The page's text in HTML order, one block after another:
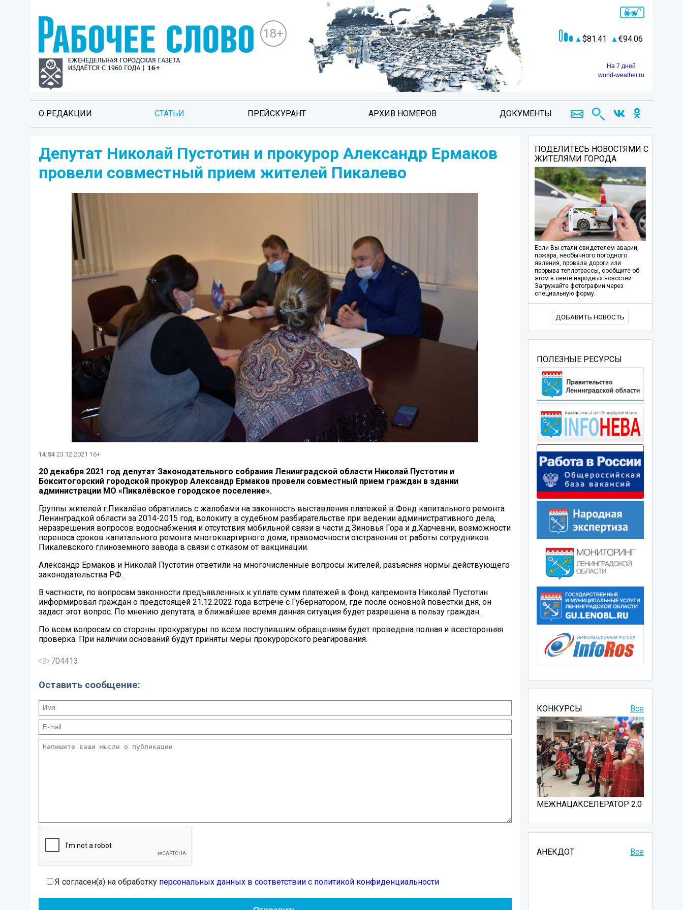
18+ 81.41 94.06
На 7 дней
world-weather.ru
О РЕДАКЦИИ СТАТЬИ ПРЕЙСКУРАНТ АРХИВ НОМЕРОВ ДОКУМЕНТЫ
Депутат Николай Пустотин и прокурор Александр Ермаков
провели совместный прием жителей Пикалево
14:54 23.12.2021 16+
20 декабря 2021 год депутат Законодательного собрания Ленинградской области Николай Пустотин и
Бокситогорский городской прокурор Александр Ермаков провели совместный прием граждан в здании
администрации МО «Пикалёвское городское поселение».
Группы жителей г.Пикалёво обратились с жалобами на законность выставления платежей в Фонд капитального ремонта
Ленинградкой области за 2014-2015 год, волокиту в судебном разбирательстве при ведении административного дела,
неразрешения вопросов водоснабжения и отсутствия мобильной связи в части д.Зиновья Гора и д.Харчевни, возможности
переноса сроков капитального ремонта многоквартирного дома, правомочности отстранения от работы сотрудников
Пикалевского глиноземного завода в связи с отказом от вакцинации.
Александр Ермаков и Николай Пустотин ответили на многочисленные вопросы жителей, разъясняя нормы действующего
законодательства РФ.
В частности, по вопросам законности предъявленных к уплате сумм платежей в Фонд капремонта Николай Пустотин
информировал граждан о предстоящей 21.12.2022 года встрече с Губернатором, где после основной повестки дня, он
задаст этот вопрос. По мнению депутата, в ближайшее время данная ситуация будет разрешена в пользу граждан.
По всем вопросам со стороны прокуратуры по всем поступившим обращениям будет проведена полная и всесторонняя
проверка. При наличии оснований будут приняты меры прокурорского реагирования.
704413
Оставить сообщение:
Я согласен(а) на обработку персональных данных в соответствии с политикой конфиденциальности
ПОДЕЛИТЕСЬ НОВОСТЯМИ С
ЖИТЕЛЯМИ ГОРОДА
Если Вы стали свидетелем аварии,
пожара, необычного погодного
явления, провала дороги или
прорыва теплотрассы, сообщите об
этом в ленте народных новостей.
Загружайте фотографии через
специальную форму.
ДОБАВИТЬ НОВОСТЬ
ПОЛЕЗНЫЕ РЕСУРСЫ
Все
КОНКУРСЫ
МЕЖНАЦАКСЕЛЕРАТОР 2.0
АНЕКДОТ Все